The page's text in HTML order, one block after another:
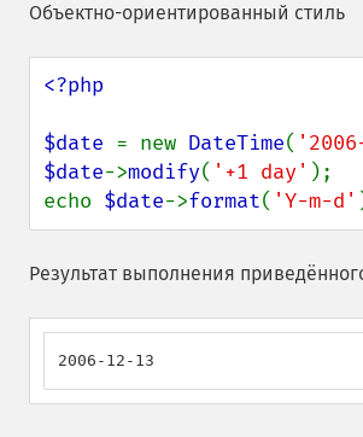
Объектно-ориентированный стиль
<?php
$date = new DateTime(
$date->modify( '+1 day' );
echo $date->format( 'Y-m-d'
Результат выполнения
2006-12-13